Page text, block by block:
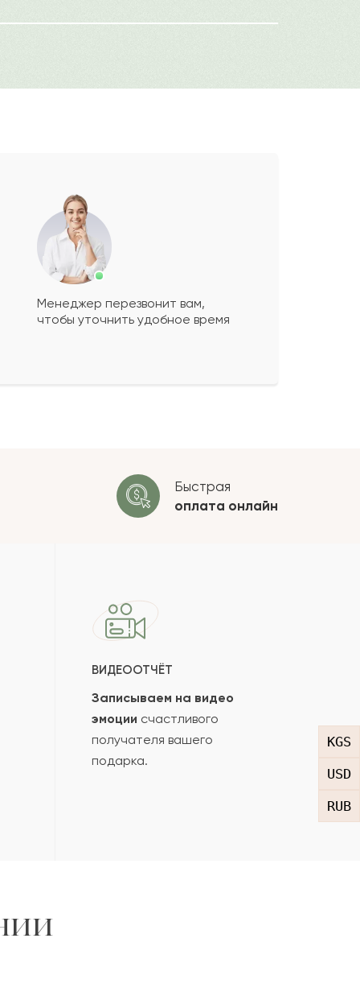
KGS
USD
RUB
будет+?
ОСТАВИТЬ ОТЗЫВ
Менеджер перезвонит вам,
чтобы уточнить удобное время
Быстрая
оплата онлайн
ВИДЕООТЧЁТ
Записываем на видео
эмоции счастливого
получателя вашего
подарка.